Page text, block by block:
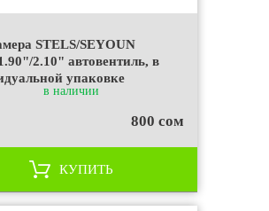
STELS/SEYOUN
2.10" автовентиль, в
упаковке
в наличии
800 сом
КУПИТЬ